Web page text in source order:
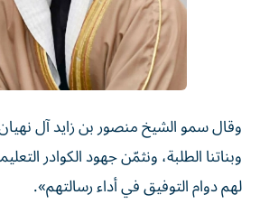
وقال سمو الشيخ منصور بن زايد آل
وبناتنا الطلبة، ونثمّن جهود الكوادر
لهم دوام التوفيق في أداء رسالتهم».